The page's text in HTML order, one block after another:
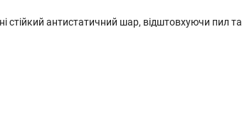
антистатичний шар, відштовхуючи пил та